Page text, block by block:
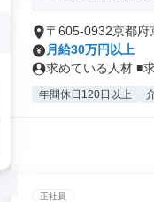
〒605-0932京都府
月給30万円以上
求めている人材 ■
年間休日120日以上
正社員